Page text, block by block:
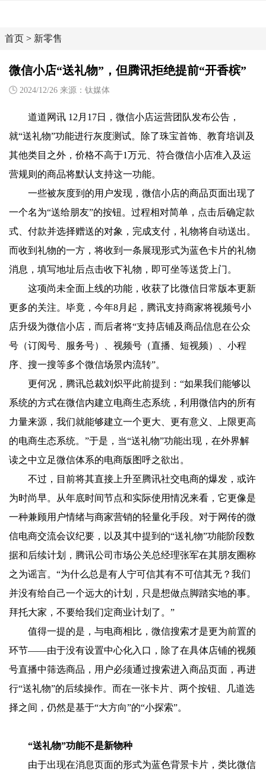
首页 > 新零售
微信小店“送礼物”，但腾讯拒绝提前“开香槟”
2024/12/26 来源：钛媒体
道道网讯 12月17日，微信小店运营团队发布公告，
就“送礼物”功能进行灰度测试。除了珠宝首饰、教育培训及
其他类目之外，价格不高于1万元、符合微信小店准入及运
营规则的商品将默认支持这一功能。
一些被灰度到的用户发现，微信小店的商品页面出现了
一个名为“送给朋友”的按钮。过程相对简单，点击后确定款
式、付款并选择赠送的对象，完成支付，礼物将自动送出。
而收到礼物的一方，将收到一条展现形式为蓝色卡片的礼物
消息，填写地址后点击收下礼物，即可坐等送货上门。
这项尚未全面上线的功能，收获了比微信日常版本更新
更多的关注。毕竟，今年8月起，腾讯支持商家将视频号小
店升级为微信小店，而后者将“支持店铺及商品信息在公众
号（订阅号、服务号）、视频号（直播、短视频）、小程
序、搜一搜等多个微信场景内流转”。
更何况，腾讯总裁刘炽平此前提到：“如果我们能够以
系统的方式在微信内建立电商生态系统，利用微信内的所有
力量来源，我们就能够建立一个更大、更有意义、上限更高
的电商生态系统。”于是，当“送礼物”功能出现，在外界解
读之中立足微信体系的电商版图呼之欲出。
不过，目前将其直接上升至腾讯社交电商的爆发，或许
为时尚早。从年底时间节点和实际使用情况来看，它更像是
一种兼顾用户情绪与商家营销的轻量化手段。对于网传的微
信电商交流会议纪要，以及其中提到的“送礼物”功能阶段数
据和后续计划，腾讯公司市场公关总经理张军在其朋友圈称
之为谣言。“为什么总是有人宁可信其有不可信其无？我们
并没有给自己一个远大的计划，只是想做点脚踏实地的事。
拜托大家，不要给我们定商业计划了。”
值得一提的是，与电商相比，微信搜索才是更为前置的
环节——由于没有设置中心化入口，除了在具体店铺的视频
号直播中筛选商品，用户必须通过搜索进入商品页面，再进
行“送礼物”的后续操作。而在一张卡片、两个按钮、几道选
择之间，仍然是基于“大方向”的“小探索”。
“送礼物”功能不是新物种
由于出现在消息页面的形式为蓝色背景卡片，类比微信